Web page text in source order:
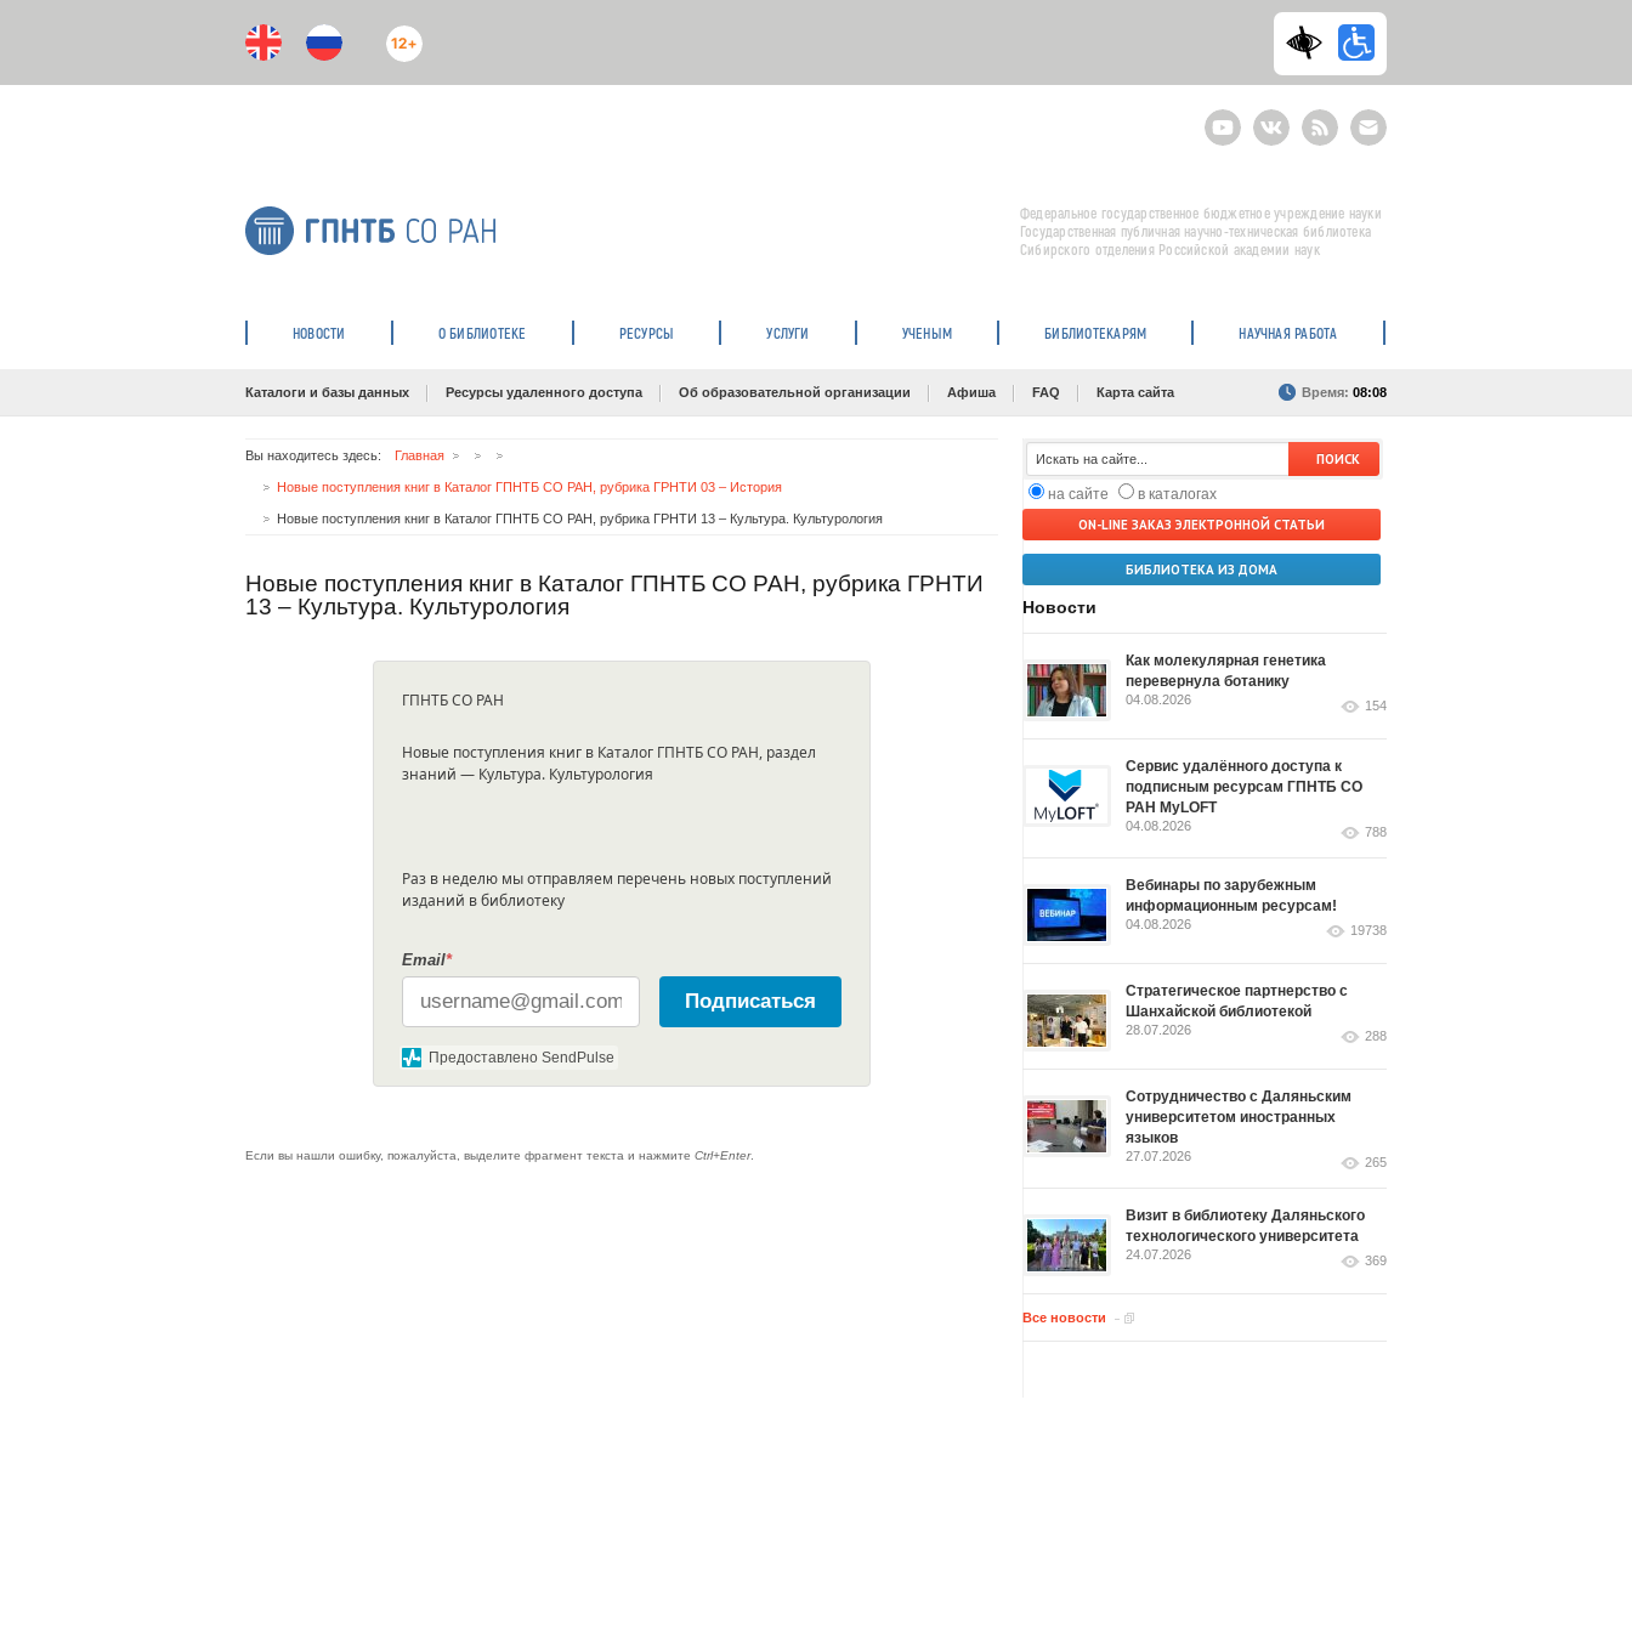
12+
YoutubeВКонтактеRSS
E-
mail
подписка
Федеральное государственное бюджетное учреждение науки
Государственная публичная научно-техническая библиотека
Сибирского отделения Российской академии наук
НОВОСТИ О БИБЛИОТЕКЕ РЕСУРСЫ УСЛУГИ УЧЕНЫМ БИБЛИОТЕКАРЯМ НАУЧНАЯ РАБОТА
Каталоги и базы данных Ресурсы удаленного доступа Об образовательной организации Афиша FAQ Карта сайта Время: 08:08
Вы находитесь здесь: Главная
Новые поступления книг в Каталог ГПНТБ СО РАН, рубрика ГРНТИ 03 – История
Новые поступления книг в Каталог ГПНТБ СО РАН, рубрика ГРНТИ 13 – Культура. Культурология
Новые поступления книг в Каталог ГПНТБ СО РАН, рубрика ГРНТИ
13 – Культура. Культурология
ГПНТБ СО РАН
Новые поступления книг в Каталог ГПНТБ СО РАН, раздел
знаний — Культура. Культурология
Раз в неделю мы отправляем перечень новых поступлений
изданий в библиотеку
Email*
Подписаться
Предоставлено SendPulse
Если вы нашли ошибку, пожалуйста, выделите фрагмент текста и нажмите Ctrl+Enter.
на сайте
в каталогах
ON-LINE ЗАКАЗ ЭЛЕКТРОННОЙ СТАТЬИ
БИБЛИОТЕКА ИЗ ДОМА
Новости
Как молекулярная генетика
перевернула ботанику
04.08.2026 154
Сервис удалённого доступа к
подписным ресурсам ГПНТБ СО
РАН MyLOFT
04.08.2026 788
Вебинары по зарубежным
информационным ресурсам!
04.08.2026 19738
Стратегическое партнерство с
Шанхайской библиотекой
28.07.2026 288
Сотрудничество с Даляньским
университетом иностранных
языков
27.07.2026 265
Визит в библиотеку Даляньского
технологического университета
24.07.2026 369
Все новости